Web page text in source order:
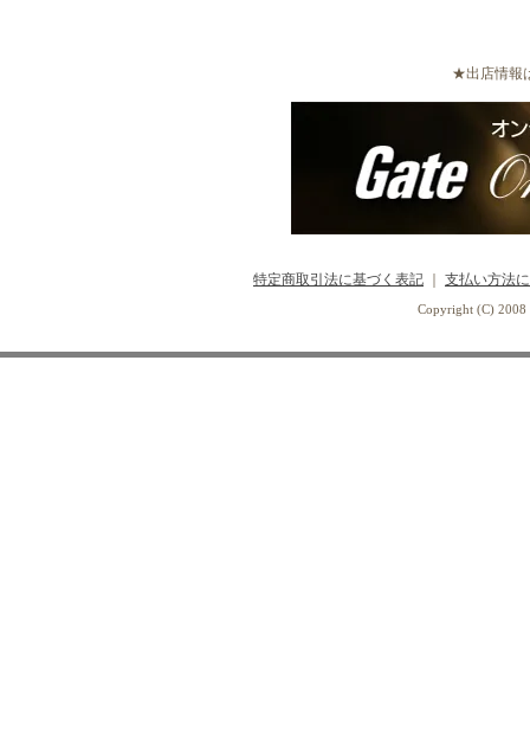
★出店情報
特定商取引法に基づく表記 支払い方法
Copyright (C) 2008